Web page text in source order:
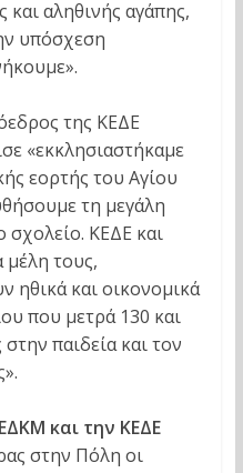
αληθινής αγάπης,
υπόσχεση
της ΚΕΔΕ
«εκκλησιαστήκαμε
εορτής του Αγίου
τη μεγάλη
ΚΕΔΕ και
τους,
ηθικά και οικονομικά
που μετρά 130 και
παιδεία και τον
και την ΚΕΔΕ
στην Πόλη οι